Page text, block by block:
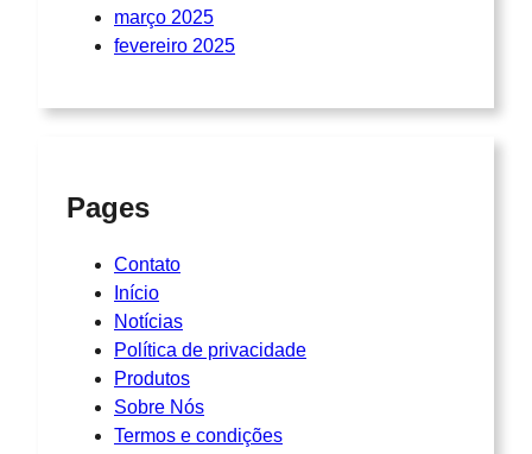
março 2025
fevereiro 2025
Pages
Contato
Início
Notícias
Política de privacidade
Produtos
Sobre Nós
Termos e condições